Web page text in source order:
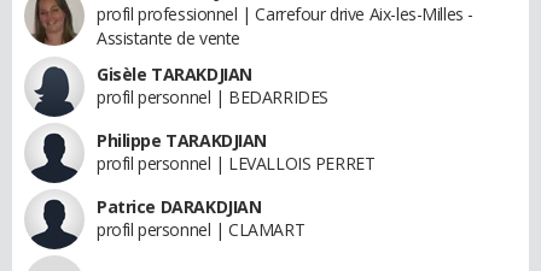
profil professionnel | Carrefour drive Aix-les-Milles -
Assistante de vente
Gisèle TARAKDJIAN
profil personnel | BEDARRIDES
Philippe TARAKDJIAN
profil personnel | LEVALLOIS PERRET
Patrice DARAKDJIAN
profil personnel | CLAMART